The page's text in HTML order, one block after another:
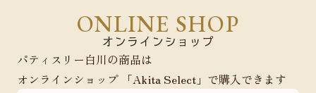
ONLINE SHOP
パティスリー白川の商品は
オンラインショップ 「Akita Select」で購入できます